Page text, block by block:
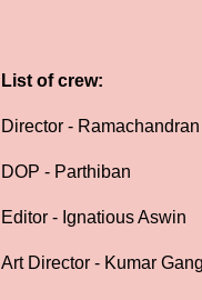
List of crew:
Director - Ramachandran
DOP - Parthiban
Editor - Ignatious Aswin
Art Director - Kumar